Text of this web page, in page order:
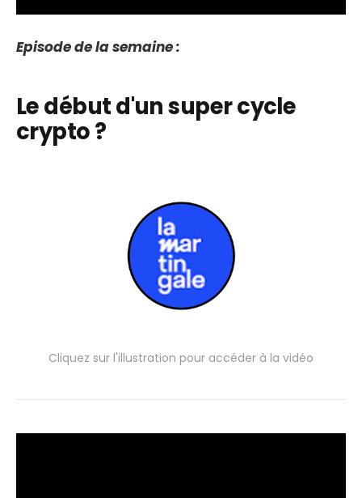
Episode de la semaine :
Le début d'un super cycle
crypto ?
Cliquez sur l'illustration pour accéder à la vidéo